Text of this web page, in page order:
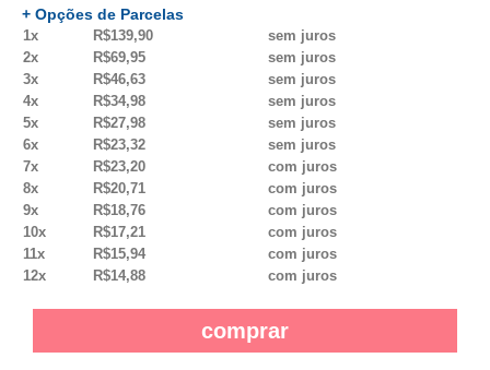
+ Opções de Parcelas
1x R$139,90
sem juros
2x
R$69,95
sem juros
3x
R$46,63
sem juros
4x
R$34,98
sem juros
5x
R$27,98
sem juros
6x
R$23,32
sem juros
7x
R$23,20
com juros
8x
R$20,71
com juros
9x
R$18,76
com juros
10x
R$17,21
com juros
11x
R$15,94
com juros
12x
R$14,88 com juros
comprar